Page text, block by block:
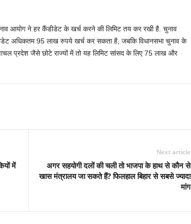
आयोग ने हर कैंडीडेट के खर्च करने की लिमिट तय कर रखी है. चुनाव
अधिकतम 95 लाख रुपये खर्च कर सकता है, जबकि विधानसभा चुनाव के
प्रदेश जैसे छोटे राज्‍यों में तो यह लिमिट सांसद के लिए 75 लाख और
में
Next article
अगर सहयोगी दलों की चली तो भाजपा के हाथ से कौन से
खास मंत्रालय जा सकते हैं? फिलहाल बिहार से सबसे ज्‍यादा
मांग